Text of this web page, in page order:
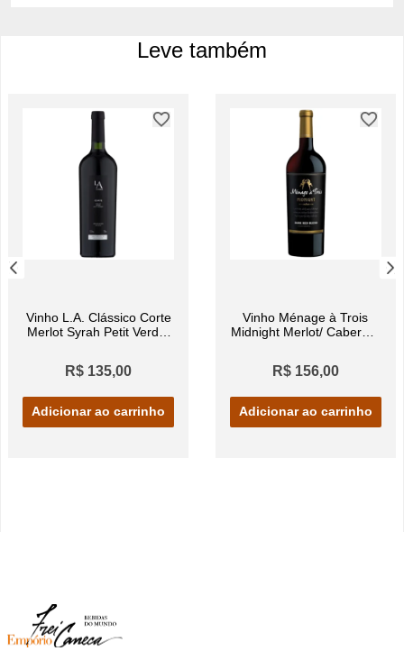
Leve também
Vinho L.A. Clássico Corte
Merlot Syrah Petit Verdot
R$ 135,00
Adicionar ao carrinho
Vinho Ménage à Trois
Midnight Merlot/ Cabernet
R$ 156,00
Adicionar ao carrinho